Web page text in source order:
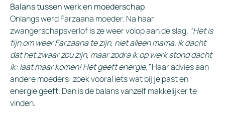
Balans tussen werk en moederschap
Onlangs werd Farzaana moeder. Na haar
zwangerschapsverlof is ze weer volop aan de slag. “Het is
fijn om weer Farzaana te zijn, niet alleen mama. Ik dacht
dat het zwaar zou zijn, maar zodra ik op werk stond dacht
ik: laat maar komen! Het geeft energie.”Haar advies aan
andere moeders: zoek vooral iets wat bij je past en
energie geeft. Dan is de balans vanzelf makkelijker te
vinden.